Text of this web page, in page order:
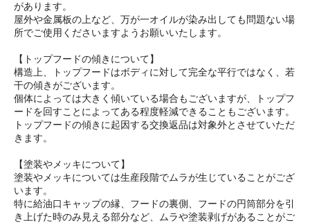
があります。
屋外や金属板の上など、万が一オイルが染み出しても問題ない場
所でご使用くださいますようお願いいたします。
【トップフードの傾きについて】
構造上、トップフードはボディに対して完全な平行ではなく、若
干の傾きがございます。
個体によっては大きく傾いている場合もございますが、トップフ
ードを回すことによってある程度軽減できることもございます。
トップフードの傾きに起因する交換返品は対象外とさせていただ
きます。
【塗装やメッキについて】
塗装やメッキについては生産段階でムラが生じていることがござ
います。
特に給油口キャップの縁、フードの裏側、フードの円筒部分を引
き上げた時のみ見える部分など、ムラや塗装剥げがあることがご